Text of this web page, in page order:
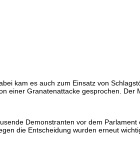
kam es auch zum Einsatz von
Granatenattacke gesprochen.
Demonstranten vor dem
die Entscheidung wurden erneut